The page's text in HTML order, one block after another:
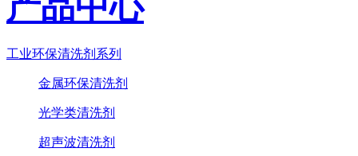
工业环保清洗剂系列
金属环保清洗剂
光学类清洗剂
超声波清洗剂